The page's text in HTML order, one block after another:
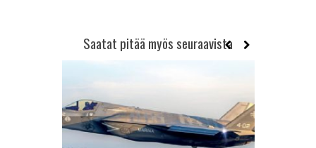
Saatat pitää myös seuraavista